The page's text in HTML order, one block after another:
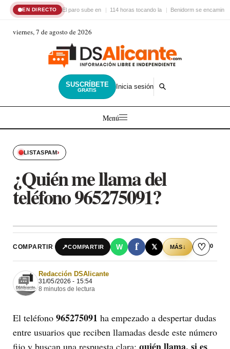
EN DIRECTO El paro sube en 114 horas tocando la Benidorm se encamina
viernes, 7 de agosto de 2026
SUSCRÍBETE
GRATIS Inicia sesión
Menú
LISTASPAM›
¿Quién me llama del
teléfono 965275091?
COMPARTIR ↗COMPARTIR W f 𝕏 MÁS↓ ♡ 0
Redacción DSAlicante
31/05/2026 - 15:54
8 minutos de lectura
El teléfono 965275091 ha empezado a despertar dudas
entre usuarios que reciben llamadas desde este número